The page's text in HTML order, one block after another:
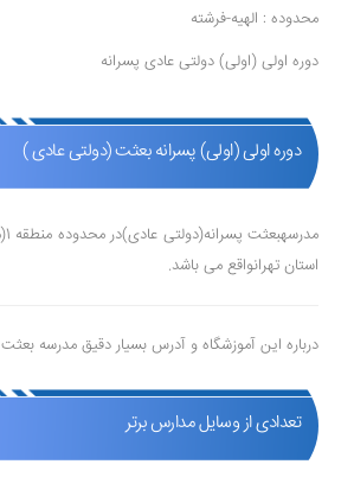
محدوده : الهیه-فرشته
دوره اولی (اولی) دولتی عادی پسرانه
دوره اولی (اولی) پسرانه بعثت (دولتی عادی )
استان تهرانواقع می باشد.
درباره این آموزشگاه و آدرس بسیار دقیق مدرسه بعثت
تعدادی از وسایل مدارس برتر